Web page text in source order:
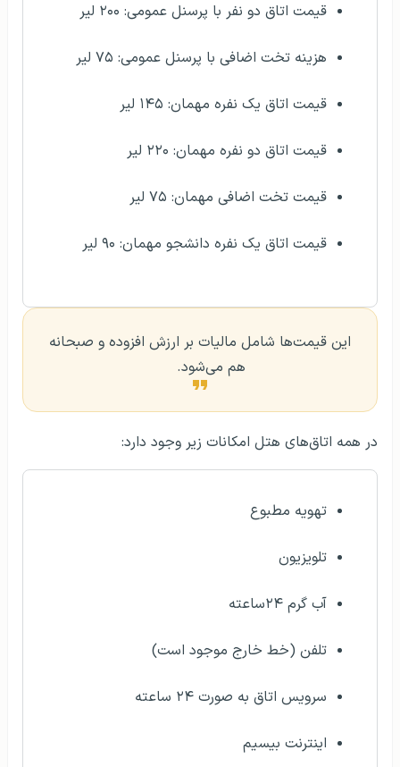
قیمت اتاق دو نفر با پرسنل عمومی: ۲۰۰ لیر
هزینه تخت اضافی با پرسنل عمومی: ۷۵ لیر
قیمت اتاق یک نفره مهمان: ۱۴۵ لیر
قیمت اتاق دو نفره مهمان: ۲۲۰ لیر
قیمت تخت اضافی مهمان: ۷۵ لیر
قیمت اتاق یک نفره دانشجو مهمان: ۹۰ لیر
این قیمت‌ها شامل مالیات بر ارزش افزوده و صبحانه
هم می‌شود.
در همه اتاق‌های هتل امکانات زیر وجود دارد:
تهویه مطبوع
تلویزیون
آب گرم ۲۴ساعته
تلفن (خط خارج موجود است)
سرویس اتاق به صورت ۲۴ ساعته
اینترنت بیسیم